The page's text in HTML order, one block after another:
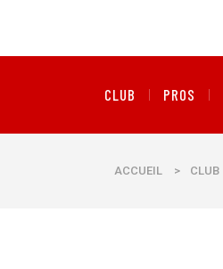
CLUB PROS
ACCUEIL > CLUB